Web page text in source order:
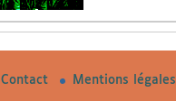
Contact Mentions légales